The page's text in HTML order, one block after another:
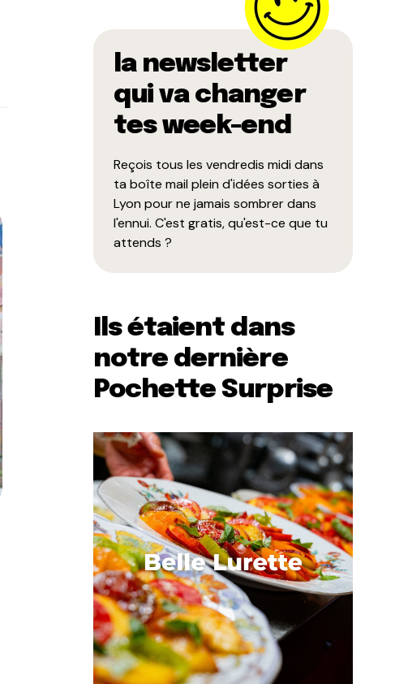
la newsletter
qui va changer
tes week-end
Reçois tous les vendredis midi dans
ta boîte mail plein d'idées sorties à
Lyon pour ne jamais sombrer dans
l'ennui. C'est gratis, qu'est-ce que tu
attends ?
Ils étaient dans
notre dernière
Pochette Surprise